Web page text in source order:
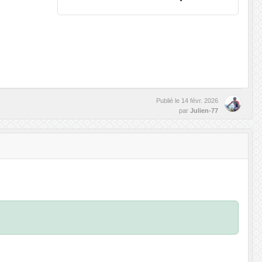
Publié le 14 févr. 2026
par Julien-77